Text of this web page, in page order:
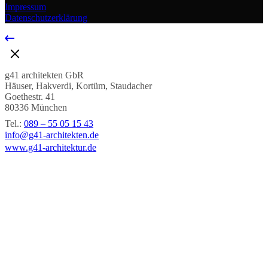
Impressum
Datenschutzerklärung
g41 architekten GbR
Häuser, Hakverdi, Kortüm, Staudacher
Goethestr. 41
80336 München
Tel.: 089 – 55 05 15 43
info@g41-architekten.de
www.g41-architektur.de